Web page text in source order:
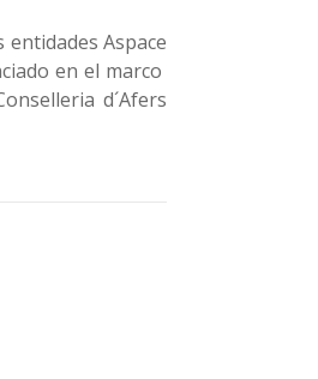
Aspace
en el marco
d´Afers